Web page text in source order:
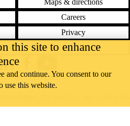
Maps & directions
Careers
Privacy
Feedback
that much of our work takes
Facebook
social directory
this site to enhance
and continue. You consent to our
use this website.